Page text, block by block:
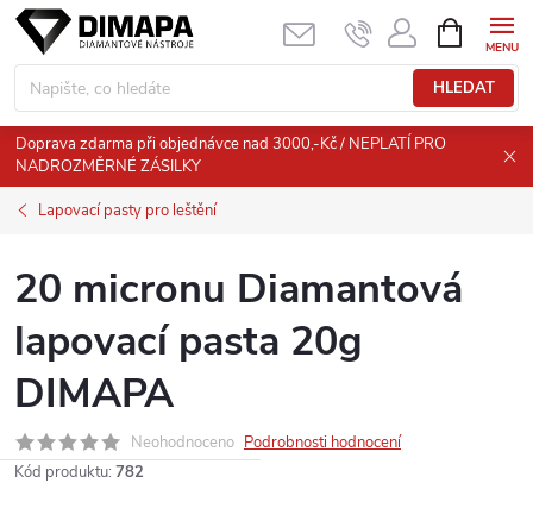
Přejít
obsah
HLEDAT
NÁKUPNÍ
KOŠÍK
Doprava zdarma při objednávce nad 3000,-Kč / NEPLATÍ PRO
NADROZMĚRNÉ ZÁSILKY
Lapovací pasty pro leštění
20 micronu Diamantová
lapovací pasta 20g
DIMAPA
Neohodnoceno Podrobnosti hodnocení
Kód produktu: 782